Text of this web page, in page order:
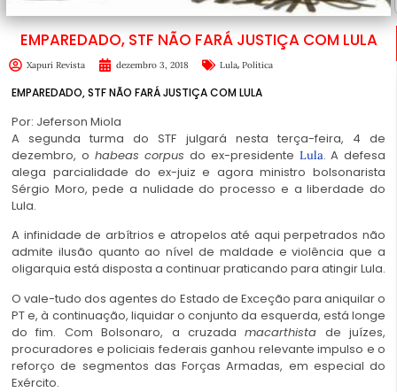
EMPAREDADO, STF NÃO FARÁ JUSTIÇA COM LULA
Xapuri Revista dezembro 3, 2018 Lula, Política
EMPAREDADO, STF NÃO FARÁ JUSTIÇA COM LULA
Por: Jeferson Miola
A segunda turma do STF julgará nesta terça-feira, 4 de
dezembro, o habeas corpus do ex-presidente Lula. A defesa
alega parcialidade do ex-juiz e agora ministro bolsonarista
Sérgio Moro, pede a nulidade do processo e a liberdade do
Lula.
A infinidade de arbítrios e atropelos até aqui perpetrados não
admite ilusão quanto ao nível de maldade e violência que a
oligarquia está disposta a continuar praticando para atingir Lula.
O vale-tudo dos agentes do Estado de Exceção para aniquilar o
PT e, à continuação, liquidar o conjunto da esquerda, está longe
do fim. Com Bolsonaro, a cruzadamacarthista de juízes,
procuradores e policiais federais ganhou relevante impulso e o
reforço de segmentos das Forças Armadas, em especial do
Exército.